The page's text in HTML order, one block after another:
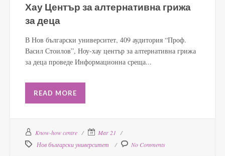
Хау Център за алтернативна грижа
за деца
В Нов български университет, 409 аудитория “Проф.
Васил Стоилов”, Ноу-хау център за алтернативна грижа
за деца проведе Информационна среща...
READ MORE
Know-how centre
Mar 21
Нов български университет
No Comments